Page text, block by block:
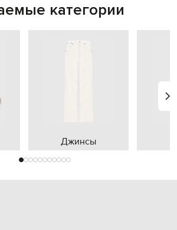
категории
Джинсы